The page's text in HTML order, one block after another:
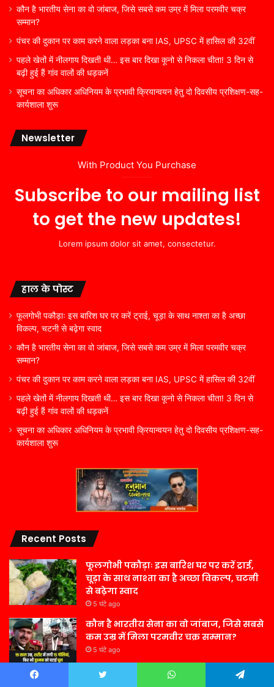
कौन है भारतीय सेना का वो जांबाज, जिसे सबसे कम उम्र में मिला परमवीर चक्र
सम्मान?
पंचर की दुकान पर काम करने वाला लड़का बना IAS, UPSC में हासिल की 32वीं
पहले खेतों में नीलगाय दिखती थी… इस बार दिखा कूनो से निकला चीता! 3 दिन से
बढ़ी हुई हैं गांव वालों की धड़कनें
सूचना का अधिकार अधिनियम के प्रभावी क्रियान्वयन हेतु दो दिवसीय प्रशिक्षण-सह-
कार्यशाला शुरू
Newsletter
With Product You Purchase
Subscribe to our mailing list
to get the new updates!
Lorem ipsum dolor sit amet, consectetur.
हाल के पोस्ट
फूलगोभी पकौड़ाः इस बारिश घर पर करें ट्राई, चूड़ा के साथ नाश्ता का है अच्छा
विकल्प, चटनी से बढ़ेगा स्वाद
कौन है भारतीय सेना का वो जांबाज, जिसे सबसे कम उम्र में मिला परमवीर चक्र
सम्मान?
पंचर की दुकान पर काम करने वाला लड़का बना IAS, UPSC में हासिल की 32वीं
पहले खेतों में नीलगाय दिखती थी… इस बार दिखा कूनो से निकला चीता! 3 दिन से
बढ़ी हुई हैं गांव वालों की धड़कनें
सूचना का अधिकार अधिनियम के प्रभावी क्रियान्वयन हेतु दो दिवसीय प्रशिक्षण-सह-
कार्यशाला शुरू
Recent Posts
फूलगोभी पकौड़ाः इस बारिश घर पर करें ट्राई,
चूड़ा के साथ नाश्ता का है अच्छा विकल्प, चटनी
से बढ़ेगा स्वाद
5 घंटे ago
कौन है भारतीय सेना का वो जांबाज, जिसे सबसे
कम उम्र में मिला परमवीर चक्र सम्मान?
5 घंटे ago
पंचर की दुकान पर काम करने वाला लड़का